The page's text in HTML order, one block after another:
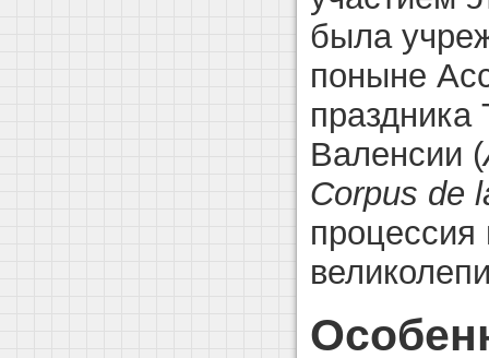
была
поныне
праздника
Валенсии (
Corpus de